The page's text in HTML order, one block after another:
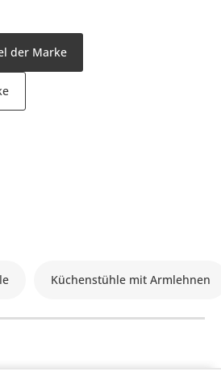
der Marke
Küchenstühle mit Armlehnen